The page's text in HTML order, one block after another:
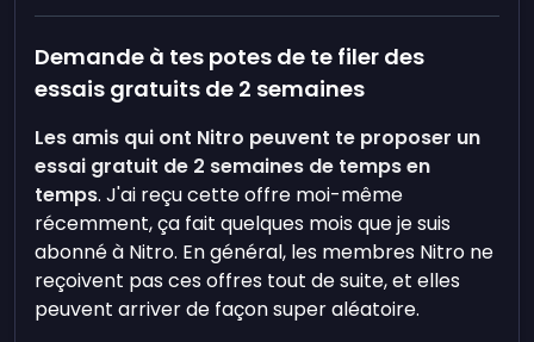
Demande à tes potes de te filer des
essais gratuits de 2 semaines
Les amis qui ont Nitro peuvent te proposer un
essai gratuit de 2 semaines de temps en
temps. J'ai reçu cette offre moi-même
récemment, ça fait quelques mois que je suis
abonné à Nitro. En général, les membres Nitro ne
reçoivent pas ces offres tout de suite, et elles
peuvent arriver de façon super aléatoire.